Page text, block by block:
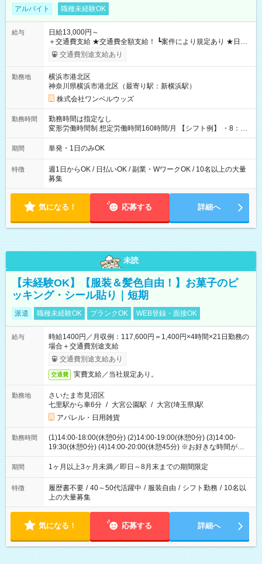
アルバイト 職種未経験OK
給与
日給13,000円～
＋交通費支給 ★交通費全額支給！ ┗案件により規定あり ★日払
いOK！（規定あり） ┗働いたその日に現金GET♪ お仕事後はコ
ンビニATMから 日払い分を引き落とせます！ 【試用期間】試
交通費別途支給あり
勤務地
横浜市港北区
神奈川県横浜市港北区（最寄り駅：新横浜駅）
株式会社ワンベルウッズ
勤務時間
勤務時間は指定なし
変形労働時間制 想定労働時間160時間/月 【シフト例】 ・8：00
～21：00
期間 単発・1日のみOK
特徴
週1日からOK / 日払いOK / 副業・WワークOK / 10名以上の大量
募集
気になる！ 応募する 詳細へ
未読
【未経験OK】【服装＆髪色自由！】お菓子のピ
ッキング・シール貼り｜短期
派遣 職種未経験OK ブランクOK WEB登録・面接OK
給与
時給1400円／月収例：117,600円＝1,400円×4時間×21日勤務の
場合＋交通費別途支給
交通費別途支給あり
交通費 実費支給／当社規定あり。
勤務地
さいたま市見沼区
七里駅から車6分 / 大宮公園駅 / 大宮(埼玉県)駅
アパレル・日用雑貨
勤務時間
(1)14:00-18:00(休憩0分) (2)14:00-19:00(休憩0分) (3)14:00-
19:30(休憩0分) (4)14:00-20:00(休憩45分) ※お好きな時間が選べ
ます
期間 1ヶ月以上3ヶ月未満／即日～8月末までの期間限定
特徴 履歴書不要 / 40～50代活躍中 / 服装自由 / シフト勤務 / 10名以
上の大量募集
気になる！ 応募する 詳細へ